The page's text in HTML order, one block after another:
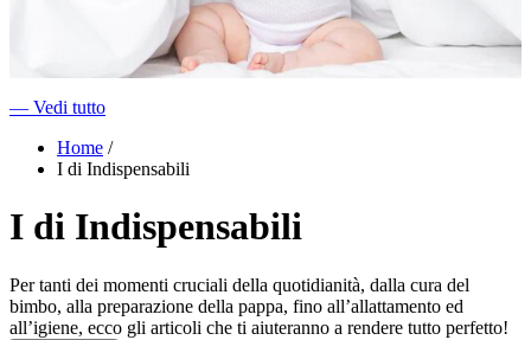
― Vedi tutto
Home /
I di Indispensabili
I di Indispensabili
Per tanti dei momenti cruciali della quotidianità, dalla cura del
bimbo, alla preparazione della pappa, fino all’allattamento ed
all’igiene, ecco gli articoli che ti aiuteranno a rendere tutto perfetto!